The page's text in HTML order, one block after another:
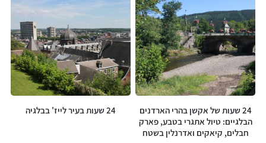
המוצרים שלנו
24 שעות של אקשן בהרי הארדנים
הבלגיים: טיול אתגרי בטבע, פארק
חבלים, קיאקים ואדרנלין בשטח
24 שעות בעיר לייז' בבלגיה